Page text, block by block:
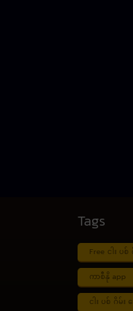
Tags
Free ငါး ပစ်
ကာစီနို app
ငါး ပစ် ဂိမ်း